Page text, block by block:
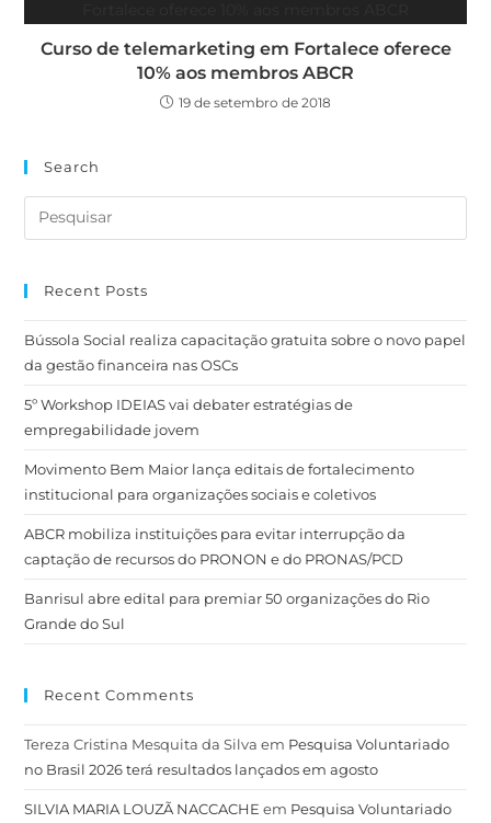
Curso de telemarketing em Fortalece oferece
10% aos membros ABCR
19 de setembro de 2018
Search
Recent Posts
Bússola Social realiza capacitação gratuita sobre o novo papel
da gestão financeira nas OSCs
5º Workshop IDEIAS vai debater estratégias de
empregabilidade jovem
Movimento Bem Maior lança editais de fortalecimento
institucional para organizações sociais e coletivos
ABCR mobiliza instituições para evitar interrupção da
captação de recursos do PRONON e do PRONAS/PCD
Banrisul abre edital para premiar 50 organizações do Rio
Grande do Sul
Recent Comments
Tereza Cristina Mesquita da Silva em Pesquisa Voluntariado
no Brasil 2026 terá resultados lançados em agosto
SILVIA MARIA LOUZÃ NACCACHE em Pesquisa Voluntariado